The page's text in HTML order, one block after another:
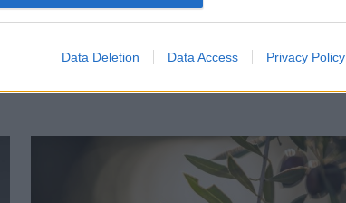
Data Deletion Data Access Privacy Policy